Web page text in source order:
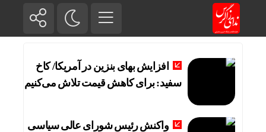
افزایش بهای بنزین در آمریکا/ کاخ
سفید: برای کاهش قیمت تلاش می‌کنیم
واکنش رئیس شورای عالی سیاسی